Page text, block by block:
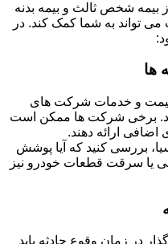
از بیمه شخص ثالث و بیمه بدنه
می تواند به شما کمک کند. در
ها
قیمت و خدمات شرکت های
برخی شرکت ها ممکن است
ارائه دهند.
بررسی کنید که آیا پوشش
یا سرقت قطعات خودرو نیز
در زمان وقوع حادثه باید